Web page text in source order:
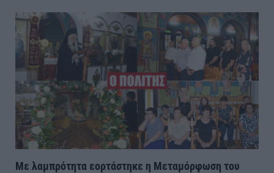
Με λαμπρότητα εορτάστηκε η Μεταμόρφωση του